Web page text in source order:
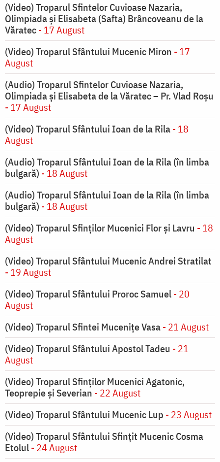
(Video) Troparul Sfintelor Cuvioase Nazaria,
Olimpiada și Elisabeta (Safta) Brâncoveanu de la
Văratec- 17 August
(Video) Troparul Sfântului Mucenic Miron - 17
August
(Audio) Troparul Sfintelor Cuvioase Nazaria,
Olimpiada și Elisabeta de la Văratec – Pr. Vlad Roșu
- 17 August
(Video) Troparul Sfântului Ioan de la Rila- 18
August
(Audio) Troparul Sfântului Ioan de la Rila (în limba
bulgară) - 18 August
(Audio) Troparul Sfântului Ioan de la Rila (în limba
bulgară) - 18 August
(Video) Troparul Sfinților Mucenici Flor și Lavru - 18
August
(Video) Troparul Sfântului Mucenic Andrei Stratilat
- 19 August
(Video) Troparul Sfântului Proroc Samuel- 20
August
(Video) Troparul Sfintei Mucenițe Vasa- 21 August
(Video) Troparul Sfântului Apostol Tadeu - 21
August
(Video) Troparul Sfinților Mucenici Agatonic,
Teoprepie și Severian - 22 August
(Video) Troparul Sfântului Mucenic Lup - 23 August
(Video) Troparul Sfântului Sfințit Mucenic Cosma
Etolul- 24 August